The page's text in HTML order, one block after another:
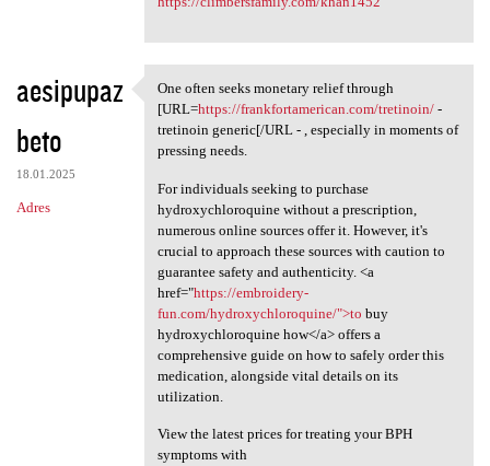
aesipupaz
beto
18.01.2025
Adres
One often seeks monetary
One often seeks monetary relief through
[URL=https://frankfortamerican.com/tretinoin/-
tretinoin generic[/URL - , especially in moments of
pressing needs.
For individuals seeking to purchase
hydroxychloroquine without a prescription,
numerous online sources offer it. However, it's
crucial to approach these sources with caution to
guarantee safety and authenticity. <a
href="https://embroidery-
fun.com/hydroxychloroquine/">to buy
hydroxychloroquine how</a> offers a
comprehensive guide on how to safely order this
medication, alongside vital details on its
utilization.
View the latest prices for treating your BPH
symptoms with